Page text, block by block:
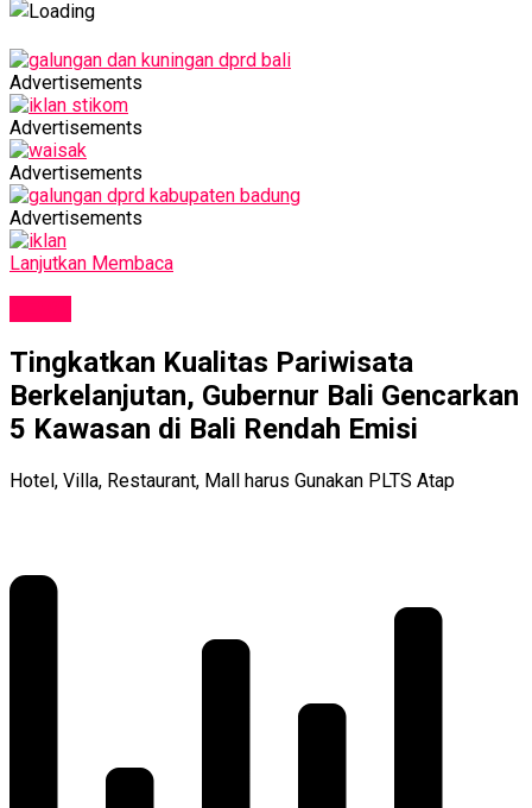
Advertisements
Advertisements
Advertisements
Advertisements
Lanjutkan Membaca
Tingkatkan Kualitas Pariwisata
Berkelanjutan, Gubernur Bali Gencarkan
5 Kawasan di Bali Rendah Emisi
Hotel, Villa, Restaurant, Mall harus Gunakan PLTS Atap